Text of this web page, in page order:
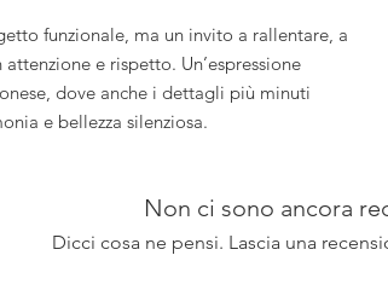
funzionale, ma un invito a rallentare, a
e rispetto. Un’espressione
dove anche i dettagli più minuti
e bellezza silenziosa.
Non ci sono ancora
Dicci cosa ne pensi. Lascia una